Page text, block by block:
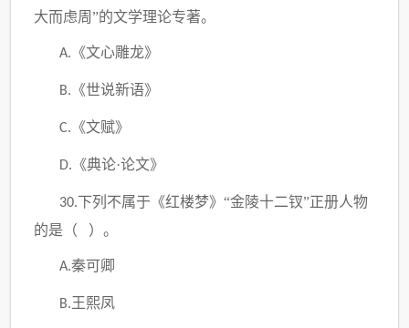
大而虑周”的文学理论专著。
A. 《文心雕龙》
B. 《世说新语》
C. 《文赋》
D. 《典论·论文》
30.下列不属于《红楼梦》“金陵十二钗”正册人物
的是（ ）。
A.秦可卿
B.王熙凤